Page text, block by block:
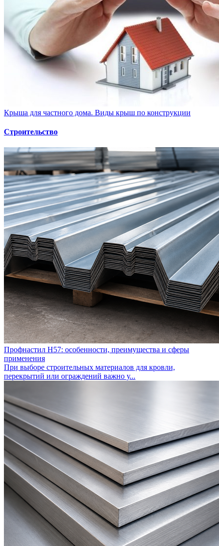
Крыша для частного дома. Виды крыш по конструкции
Строительство
Профнастил Н57: особенности, преимущества и сферы
применения
При выборе строительных материалов для кровли,
перекрытий или ограждений важно у...